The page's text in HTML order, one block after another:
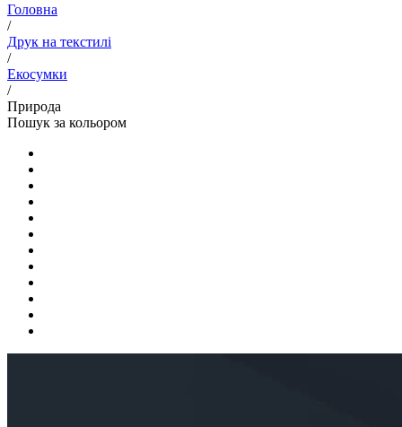
Головна
/
Друк на текстилі
/
Екосумки
/
Природа
Пошук за кольором